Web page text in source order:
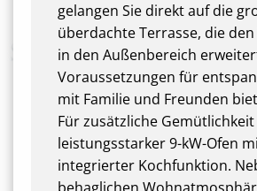
gelangen Sie direkt auf die
überdachte Terrasse, die
in den Außenbereich
Voraussetzungen für
mit Familie und Freunden
Für zusätzliche
leistungsstarker 9-kW-Ofen
integrierter Kochfunktion.